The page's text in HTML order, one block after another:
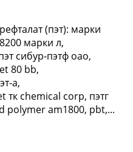
(пэт): марки
марки л,
сибур-пэтф оао,
80 bb,
а,
тк chemical corp, пэтг
polymer am1800, pbt,...